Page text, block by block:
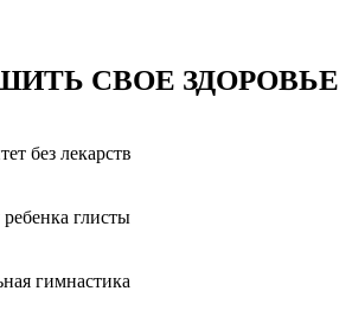
СВОЕ ЗДОРОВЬЕ
без лекарств
глисты
гимнастика